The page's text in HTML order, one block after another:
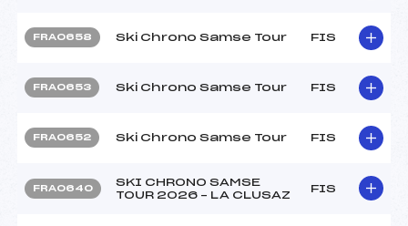
FRA0658 Ski Chrono Samse Tour FIS
FRA0653 Ski Chrono Samse Tour FIS
FRA0652 Ski Chrono Samse Tour FIS
FRA0640
SKI CHRONO SAMSE
TOUR 2026 – LA CLUSAZ
FIS